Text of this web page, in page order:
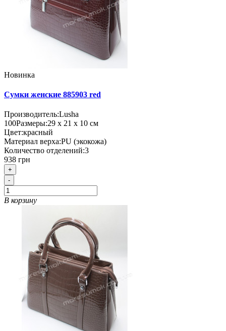
Новинка
Сумки женские 885903 red
Производитель:Lusha
100Размеры:29 х 21 х 10 см
Цвет:красный
Материал верха:PU (экокожа)
Количество отделений:3
938 грн
+
-
В корзину